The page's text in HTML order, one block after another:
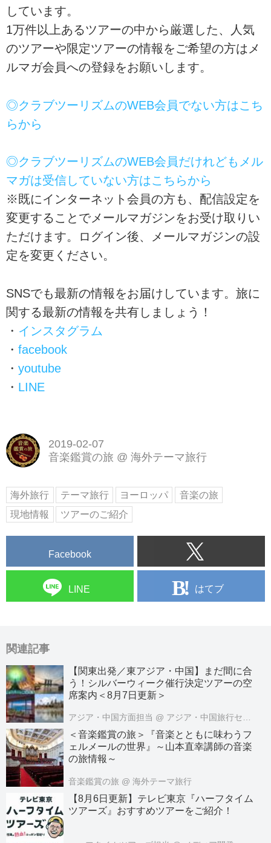
しています。
1万件以上あるツアーの中から厳選した、人気
のツアーや限定ツアーの情報をご希望の方はメ
ルマガ会員への登録をお願いします。
◎クラブツーリズムのWEB会員でない方はこち
らから
◎クラブツーリズムのWEB会員だけれどもメル
マガは受信していない方はこちらから
※既にインターネット会員の方も、配信設定を
変更することでメールマガジンをお受け取りい
ただけます。ログイン後、メールマガジンの設
定を変更ください。
SNSでも最新の情報をお届けしています。旅に
関する最新の情報を共有しましょう！
・ インスタグラム
・ facebook
・ youtube
・ LINE
2019-02-07
音楽鑑賞の旅 @ 海外テーマ旅行
海外旅行 テーマ旅行 ヨーロッパ
音楽の旅
現地情報
ツアーのご紹介
Facebook
LINE はてブ
関連記事
【関東出発／東アジア・中国】まだ間に合
う！シルバーウィーク催行決定ツアーの空
席案内＜8月7日更新＞
アジア・中国方面担当 @ アジア・中国旅行センター
＜音楽鑑賞の旅＞『音楽とともに味わうフ
ェルメールの世界』～山本直幸講師の音楽
の旅情報～
音楽鑑賞の旅 @ 海外テーマ旅行
【8月6日更新】テレビ東京『ハーフタイム
ツアーズ』おすすめツアーをご紹介！